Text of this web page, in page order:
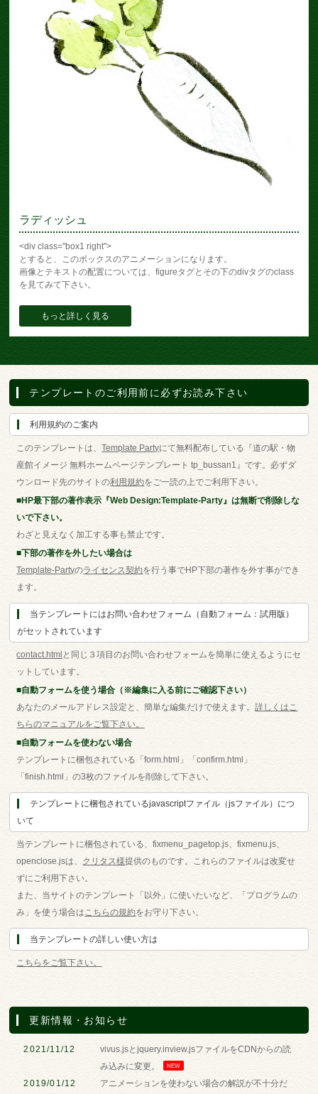
ラディッシュ
<div class="box1 right">
とすると、このボックスのアニメーションになります。
画像とテキストの配置については、figureタグとその下のdivタグのclass
を見てみて下さい。
もっと詳しく見る
テンプレートのご利用前に必ずお読み下さい
利用規約のご案内
このテンプレートは、Template Partyにて無料配布している『道の駅・物
産館イメージ 無料ホームページテンプレート tp_bussan1』です。必ずダ
ウンロード先のサイトの利用規約をご一読の上でご利用下さい。
■HP最下部の著作表示『Web Design:Template-Party』は無断で削除しな
いで下さい。
わざと見えなく加工する事も禁止です。
■下部の著作を外したい場合は
Template-Partyのライセンス契約を行う事でHP下部の著作を外す事ができ
ます。
当テンプレートにはお問い合わせフォーム（自動フォーム：試用版）
がセットされています
contact.html と同じ３項目のお問い合わせフォームを簡単に使えるようにセ
ットしています。
■自動フォームを使う場合（※編集に入る前にご確認下さい）
あなたのメールアドレス設定と、簡単な編集だけで使えます。詳しくはこ
ちらのマニュアルをご覧下さい。
■自動フォームを使わない場合
テンプレートに梱包されている「form.html」「confirm.html」
「finish.html」の3枚のファイルを削除して下さい。
テンプレートに梱包されているjavascriptファイル（jsファイル）につ
いて
当テンプレートに梱包されている、fixmenu_pagetop.js、fixmenu.js、
openclose.jsは、 クリタス様提供のものです。これらのファイルは改変せ
ずにご利用下さい。
また、当サイトのテンプレート「以外」に使いたいなど、「プログラムの
み」を使う場合はこちらの規約をお守り下さい。
当テンプレートの詳しい使い方は
こちらをご覧下さい。
更新情報・お知らせ
2021/11/12
vivus.jsとjquery.inview.jsファイルをCDNからの読
み込みに変更。
NEW
2019/01/12
アニメーションを使わない場合の解説が不十分だ